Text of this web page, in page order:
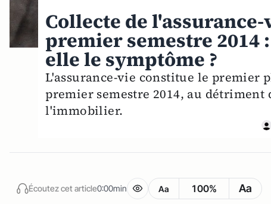
Collecte de
premier semestre 2014
elle le symptôme ?
L'assurance-vie constitue le premier
premier semestre 2014, au
l'immobilier.
Écoutez cet article0:00min Aa 100% Aa